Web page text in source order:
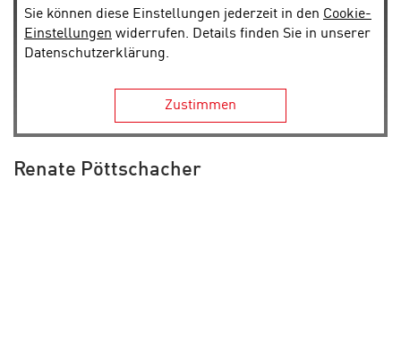
Sie können diese Einstellungen jederzeit in den Cookie-
Einstellungen widerrufen. Details finden Sie in unserer
Datenschutzerklärung.
Zustimmen
Renate Pöttschacher